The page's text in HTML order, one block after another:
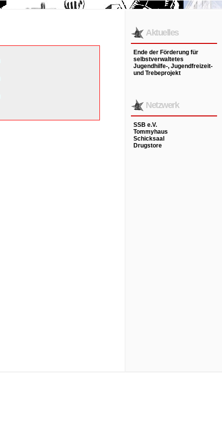
Aktuelles
Ende der Förderung für
selbstverwaltetes
Jugendhilfe-, Jugendfreizeit-
und Trebeprojekt
Netzwerk
SSB e.V.
Tommyhaus
Schicksaal
Drugstore